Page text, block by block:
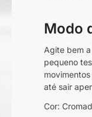
Modo
Agite bem
pequeno
até sair
Cor: